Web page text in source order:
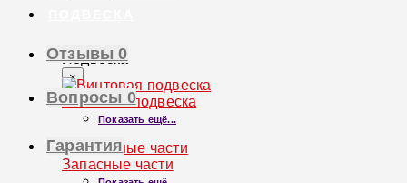
Подвеска
×
Винтовая подвеска
Показать ещё...
Запасные части
Отзывы0
Вопросы 0
Гарантия